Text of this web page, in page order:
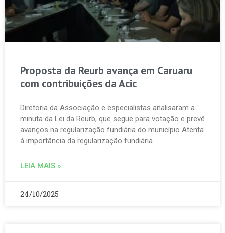
Proposta da Reurb avança em Caruaru
com contribuições da Acic
Diretoria da Associação e especialistas analisaram a
minuta da Lei da Reurb, que segue para votação e prevê
avanços na regularização fundiária do município Atenta
à importância da regularização fundiária
LEIA MAIS »
24/10/2025